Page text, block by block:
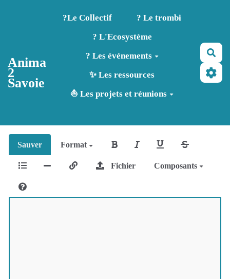
Aller au contenu principal
Anima
2
Savoie
?️Le Collectif
? Le trombi
? L'Ecosystème
? Les événements
✨ Les ressources
⛵ Les projets et réunions
Sauver Format
Fichier Composants